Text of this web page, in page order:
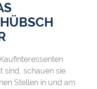
sind, schauen sie
Stellen in und am